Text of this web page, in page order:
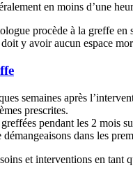
en moins d’une
procède à la greffe en
y avoir aucun espace
semaines après
prescrites.
pendant les 2 mois
dans les
et interventions en tant